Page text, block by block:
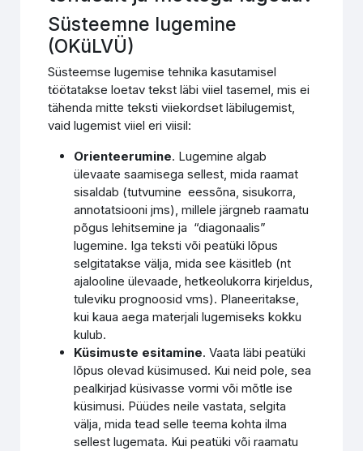
Süsteemne lugemine
(OKüLVÜ)
Süsteemse lugemise tehnika kasutamisel
töötatakse loetav tekst läbi viiel tasemel, mis ei
tähenda mitte teksti viiekordset läbilugemist,
vaid lugemist viiel eri viisil:
Orienteerumine. Lugemine algab
ülevaate saamisega sellest, mida raamat
sisaldab (tutvumine eessõna, sisukorra,
annotatsiooni jms), millele järgneb raamatu
põgus lehitsemine ja “diagonaalis”
lugemine. Iga teksti või peatüki lõpus
selgitatakse välja, mida see käsitleb (nt
ajalooline ülevaade, hetkeolukorra kirjeldus,
tuleviku prognoosid vms). Planeeritakse,
kui kaua aega materjali lugemiseks kokku
kulub.
Küsimuste esitamine. Vaata läbi peatüki
lõpus olevad küsimused. Kui neid pole, sea
pealkirjad küsivasse vormi või mõtle ise
küsimusi. Püüdes neile vastata, selgita
välja, mida tead selle teema kohta ilma
sellest lugemata. Kui peatüki või raamatu